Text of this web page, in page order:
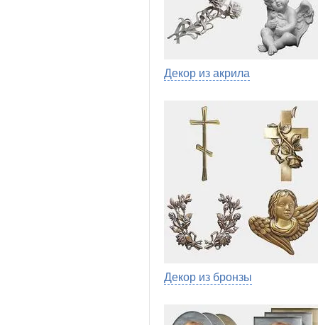
Декор из акрила
Декор из бронзы